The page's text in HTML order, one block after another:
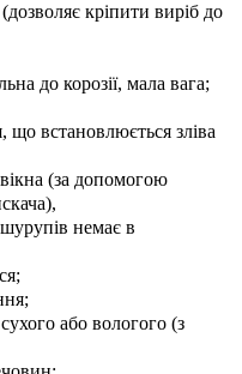
кріпити виріб до
до корозії, мала вага;
встановлюється зліва
(за допомогою
немає в
або вологого (з